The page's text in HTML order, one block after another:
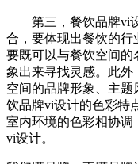
第三，餐饮品牌vi设
合，要体现出餐饮的
要既可以与餐饮空间
象出来寻找灵感。此
空间的品牌形象、主
饮品牌vi设计的色彩特
室内环境的色彩相协
vi设计。